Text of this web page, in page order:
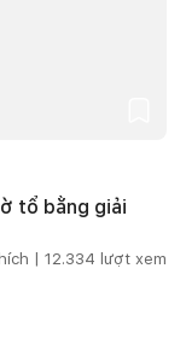
tổ bằng giải
| 12.334 lượt xem